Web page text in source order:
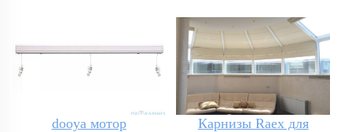
dooya мотор
Карнизы Raex для